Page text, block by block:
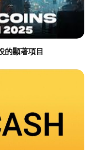
的顯著項目